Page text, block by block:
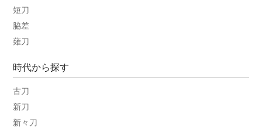
短刀
脇差
薙刀
時代から探す
古刀
新刀
新々刀